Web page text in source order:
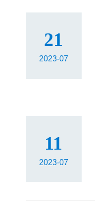
21
2023-07
11
2023-07